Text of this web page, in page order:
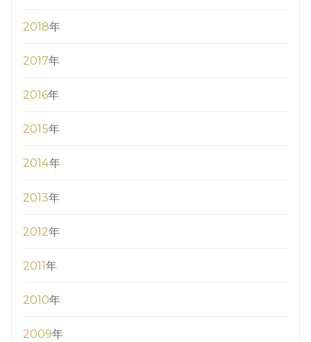
2018年
2017年
2016年
2015年
2014年
2013年
2012年
2011年
2010年
2009年